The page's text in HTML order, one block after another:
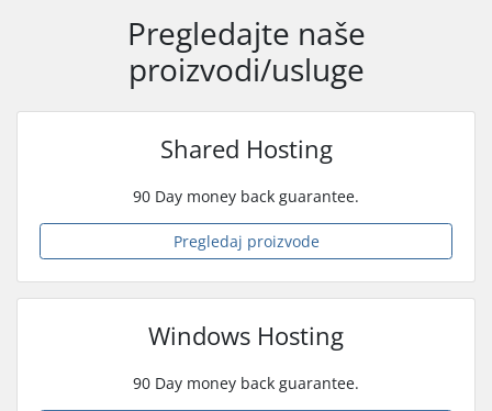
Pregledajte naše
proizvodi/usluge
Shared Hosting
90 Day money back guarantee.
Pregledaj proizvode
Windows Hosting
90 Day money back guarantee.